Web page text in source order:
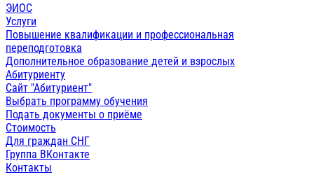
ЭИОС
Услуги
Повышение квалификации и профессиональная
переподготовка
Дополнительное образование детей и взрослых
Абитуриенту
Сайт "Абитуриент"
Выбрать программу обучения
Подать документы о приёме
Стоимость
Для граждан СНГ
Группа ВКонтакте
Контакты